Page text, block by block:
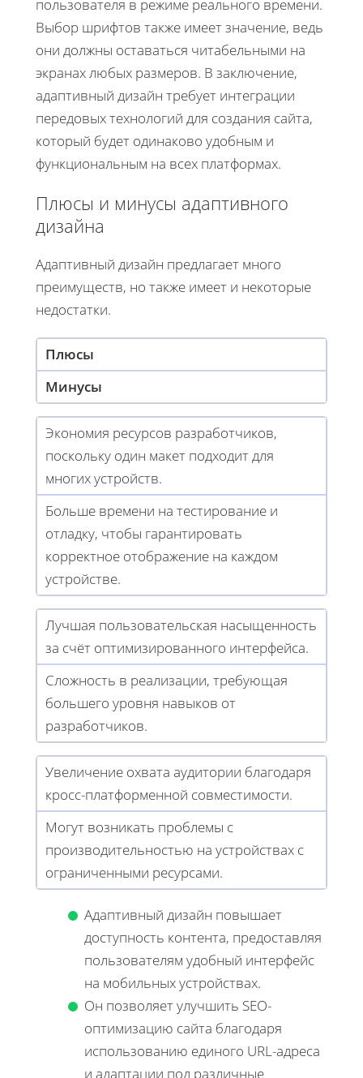
пользователя в режиме реального времени.
Выбор шрифтов также имеет значение, ведь
они должны оставаться читабельными на
экранах любых размеров. В заключение,
адаптивный дизайн требует интеграции
передовых технологий для создания сайта,
который будет одинаково удобным и
функциональным на всех платформах.
Плюсы и минусы адаптивного
дизайна
Адаптивный дизайн предлагает много
преимуществ, но также имеет и некоторые
недостатки.
Плюсы
Минусы
Экономия ресурсов разработчиков,
поскольку один макет подходит для
многих устройств.
Больше времени на тестирование и
отладку, чтобы гарантировать
корректное отображение на каждом
устройстве.
Лучшая пользовательская насыщенность
за счёт оптимизированного интерфейса.
Сложность в реализации, требующая
большего уровня навыков от
разработчиков.
Увеличение охвата аудитории благодаря
кросс-платформенной совместимости.
Могут возникать проблемы с
производительностью на устройствах с
ограниченными ресурсами.
Адаптивный дизайн повышает
доступность контента, предоставляя
пользователям удобный интерфейс
на мобильных устройствах.
Он позволяет улучшить SEO-
оптимизацию сайта благодаря
использованию единого URL-адреса
и адаптации под различные